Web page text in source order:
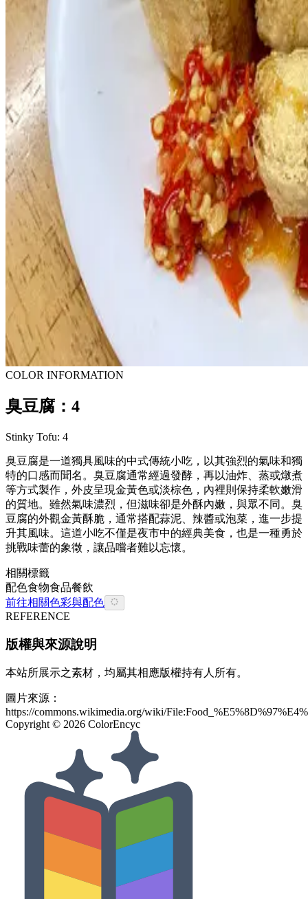
COLOR INFORMATION
臭豆腐：4
Stinky Tofu: 4
臭豆腐是一道獨具風味的中式傳統小吃，以其強烈的氣味和獨
特的口感而聞名。臭豆腐通常經過發酵，再以油炸、蒸或燉煮
等方式製作，外皮呈現金黃色或淡棕色，內裡則保持柔軟嫩滑
的質地。雖然氣味濃烈，但滋味卻是外酥內嫩，與眾不同。臭
豆腐的外觀金黃酥脆，通常搭配蒜泥、辣醬或泡菜，進一步提
升其風味。這道小吃不僅是夜市中的經典美食，也是一種勇於
挑戰味蕾的象徵，讓品嚐者難以忘懷。
相關標籤
配色食物食品餐飲
前往相關色彩與配色
REFERENCE
版權與來源說明
本站所展示之素材，均屬其相應版權持有人所有。
圖片來源：
https://commons.wikimedia.org/wiki/
Copyright © 2026 ColorEncyc